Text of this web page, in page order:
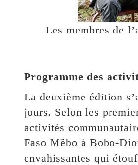
Les membres de
Programme des
La deuxième édition
jours. Selon les
activités
Faso Mêbo à Bobo-
envahissantes qui